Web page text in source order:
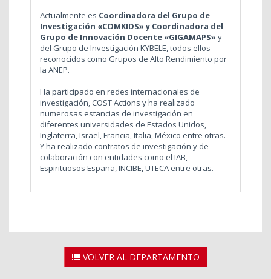
Actualmente es Coordinadora del Grupo de
Investigación «COMKIDS»y Coordinadora del
Grupo de Innovación Docente «GIGAMAPS» y
del Grupo de Investigación KYBELE, todos ellos
reconocidos como Grupos de Alto Rendimiento por
la ANEP.
Ha participado en redes internacionales de
investigación, COST Actions y ha realizado
numerosas estancias de investigación en
diferentes universidades de Estados Unidos,
Inglaterra, Israel, Francia, Italia, México entre otras.
Y ha realizado contratos de investigación y de
colaboración con entidades como el IAB,
Espirituosos España, INCIBE, UTECA entre otras.
VOLVER AL DEPARTAMENTO